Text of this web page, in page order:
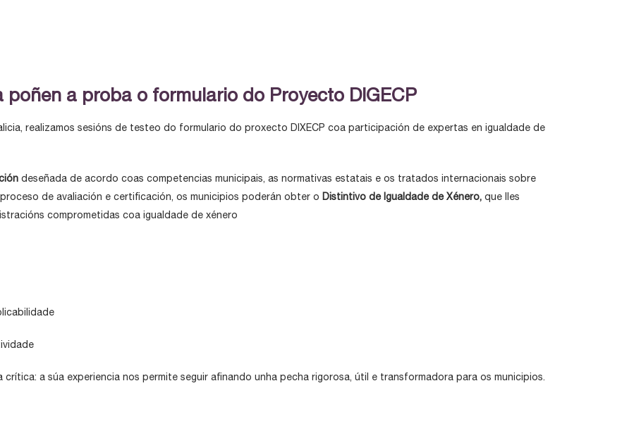
a proba o formulario do Proyecto DIGECP
realizamos sesións de testeo do formulario do proxecto DIXECP coa participación de expertas en igualdade de
deseñada de acordo coas competencias municipais, as normativas estatais e os tratados internacionais sobre
de avaliación e certificación, os municipios poderán obter o Distintivo de Igualdade de Xénero, que lles
comprometidas coa igualdade de xénero
crítica: a súa experiencia nos permite seguir afinando unha pecha rigorosa, útil e transformadora para os municipios.